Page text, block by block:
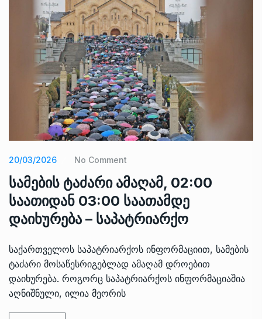
20/03/2026 No Comment
სამების ტაძარი ამაღამ, 02:00
საათიდან 03:00 საათამდე
დაიხურება – საპატრიარქო
საქართველოს საპატრიარქოს ინფორმაციით, სამების
ტაძარი მოსაწესრიგებლად ამაღამ დროებით
დაიხურება. როგორც საპატრიარქოს ინფორმაციაშია
აღნიშნული, ილია მეორის